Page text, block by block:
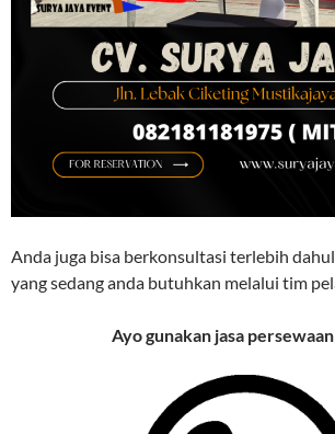
Anda juga bisa berkonsultasi terlebih
yang sedang anda butuhkan melalui tim
Ayo gunakan jasa persewaan